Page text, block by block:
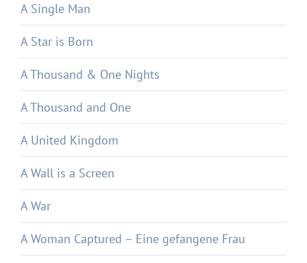
A Single Man
A Star is Born
A Thousand & One Nights
A Thousand and One
A United Kingdom
A Wall is a Screen
A War
A Woman Captured – Eine gefangene Frau